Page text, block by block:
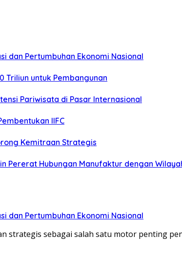
dan Pertumbuhan Ekonomi Nasional
Triliun untuk Pembangunan
Pariwisata di Pasar Internasional
IIFC
Kemitraan Strategis
Pererat Hubungan Manufaktur dengan
dan Pertumbuhan Ekonomi Nasional
strategis sebagai salah satu motor penting